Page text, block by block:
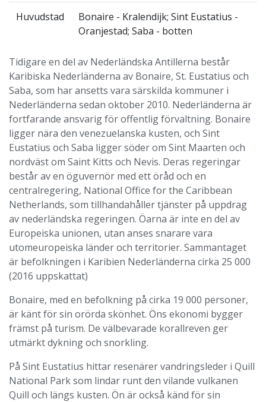
Huvudstad
Bonaire - Kralendijk; Sint Eustatius -
Oranjestad; Saba - botten
Tidigare en del av Nederländska Antillerna består
Karibiska Nederländerna av Bonaire, St. Eustatius och
Saba, som har ansetts vara särskilda kommuner i
Nederländerna sedan oktober 2010. Nederländerna är
fortfarande ansvarig för offentlig förvaltning. Bonaire
ligger nära den venezuelanska kusten, och Sint
Eustatius och Saba ligger söder om Sint Maarten och
nordväst om Saint Kitts och Nevis. Deras regeringar
består av en öguvernör med ett öråd och en
centralregering, National Office for the Caribbean
Netherlands, som tillhandahåller tjänster på uppdrag
av nederländska regeringen. Öarna är inte en del av
Europeiska unionen, utan anses snarare vara
utomeuropeiska länder och territorier. Sammantaget
är befolkningen i Karibien Nederländerna cirka 25 000
(2016 uppskattat)
Bonaire, med en befolkning på cirka 19 000 personer,
är känt för sin orörda skönhet. Öns ekonomi bygger
främst på turism. De välbevarade korallreven ger
utmärkt dykning och snorkling.
På Sint Eustatius hittar resenärer vandringsleder i Quill
National Park som lindar runt den vilande vulkanen
Quill och längs kusten. Ön är också känd för sin